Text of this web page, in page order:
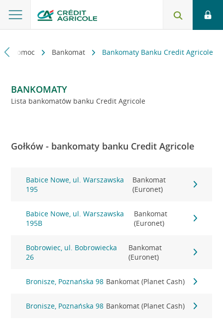
i pomoc Bankomat Bankomaty Banku Credit Agricole
BANKOMATY
Lista bankomatów banku Credit Agricole
Gołków - bankomaty banku Credit Agricole
Babice Nowe, ul. Warszawska
195
Bankomat
(Euronet)
Babice Nowe, ul. Warszawska
195B
Bankomat
(Euronet)
Bobrowiec, ul. Bobrowiecka
26
Bankomat
(Euronet)
Bronisze, Poznańska 98 Bankomat (Planet Cash)
Bronisze, Poznańska 98 Bankomat (Planet Cash)